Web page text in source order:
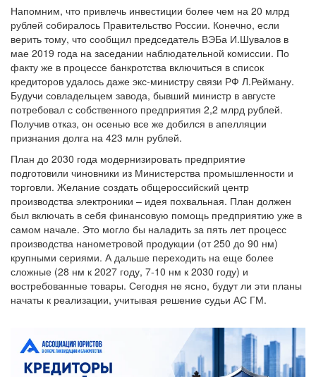
Напомним, что привлечь инвестиции более чем на 20 млрд
рублей собиралось Правительство России. Конечно, если
верить тому, что сообщил председатель ВЭБа И.Шувалов в
мае 2019 года на заседании наблюдательной комиссии. По
факту же в процессе банкротства включиться в список
кредиторов удалось даже экс-министру связи РФ Л.Рейману.
Будучи совладельцем завода, бывший министр в августе
потребовал с собственного предприятия 2,2 млрд рублей.
Получив отказ, он осенью все же добился в апелляции
признания долга на 423 млн рублей.
План до 2030 года модернизировать предприятие
подготовили чиновники из Министерства промышленности и
торговли. Желание создать общероссийский центр
производства электроники – идея похвальная. План должен
был включать в себя финансовую помощь предприятию уже в
самом начале. Это могло бы наладить за пять лет процесс
производства нанометровой продукции (от 250 до 90 нм)
крупными сериями. А дальше переходить на еще более
сложные (28 нм к 2027 году, 7-10 нм к 2030 году) и
востребованные товары. Сегодня не ясно, будут ли эти планы
начаты к реализации, учитывая решение судьи АС ГМ.